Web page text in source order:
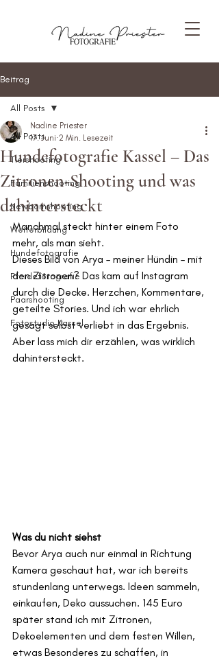
Beitrag
All Posts
Tiershooting
Familienshooting
Newbornshooting
Weiterbildung
Hundefotografie
Pferdefotografie
Paarshooting
Fotostudio Kassel
All Posts
Hundefotografie Kassel – Das
Zitronen-Shooting und was
dahintersteckt
Nadine Priester
17. Juni 2 Min. Lesezeit
Manchmal steckt hinter einem Foto
mehr, als man sieht.
Dieses Bild von Arya – meiner Hündin – mit
den Zitronen? Das kam auf Instagram
durch die Decke. Herzchen, Kommentare,
geteilte Stories. Und ich war ehrlich
gesagt selbst verliebt in das Ergebnis.
Aber lass mich dir erzählen, was wirklich
dahintersteckt.
Was du nicht siehst
Bevor Arya auch nur einmal in Richtung
Kamera geschaut hat, war ich bereits
stundenlang unterwegs. Ideen sammeln,
einkaufen, Deko aussuchen. 145 Euro
später stand ich mit Zitronen,
Dekoelementen und dem festen Willen,
etwas Besonderes zu schaffen, in